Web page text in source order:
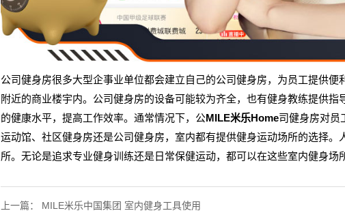
公司健身房很多大型企事业单位都会建立自己的公司健身房，为员工提供
附近的商业楼宇内。公司健身房的设备可能较为齐全，也有健身教练提供
的健康水平，提高工作效率。通常情况下，公MILE米乐Home司健身房对员
运动馆、社区健身房还是公司健身房，室内都有提供健身运动场所的选择
所。无论是追求专业健身训练还是日常保健运动，都可以在这些室内健身场
上一篇： MILE米乐中国集团 室内健身工具使用